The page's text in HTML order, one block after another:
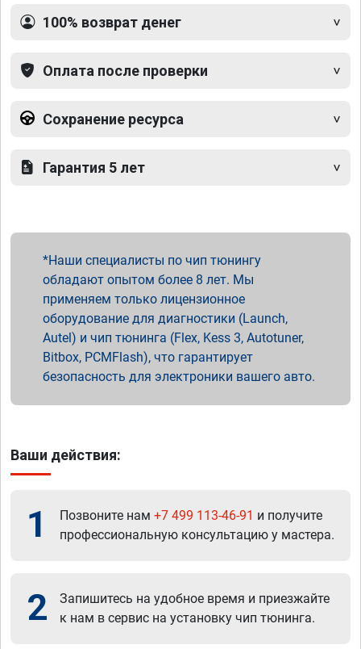
100% возврат денег
Оплата после проверки
Сохранение ресурса
Гарантия 5 лет
Наши специалисты по чип тюнингу
обладают опытом более 8 лет. Мы
применяем только лицензионное
оборудование для диагностики (Launch,
Autel) и чип тюнинга (Flex, Kess 3, Autotuner,
Bitbox, PCMFlash), что гарантирует
безопасность для электроники вашего авто.
Ваши действия:
1 Позвоните нам +7 499 113-46-91 и получите
профессиональную консультацию у мастера.
2
Запишитесь на удобное время и приезжайте
к нам в сервис на установку чип тюнинга.